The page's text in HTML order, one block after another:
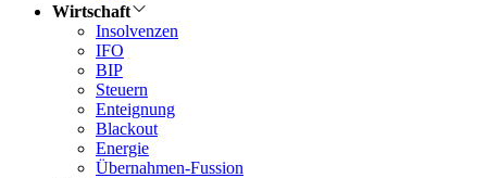
Wirtschaft
Insolvenzen
IFO
BIP
Steuern
Enteignung
Blackout
Energie
Übernahmen-Fussion